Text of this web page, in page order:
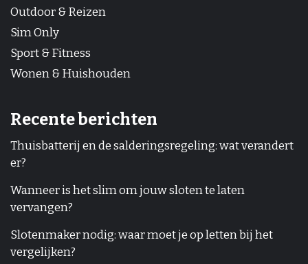
Outdoor & Reizen
Sim Only
Sport & Fitness
Wonen & Huishouden
Recente berichten
Thuisbatterij en de salderingsregeling: wat verandert
er?
Wanneer is het slim om jouw sloten te laten
vervangen?
Slotenmaker nodig: waar moet je op letten bij het
vergelijken?